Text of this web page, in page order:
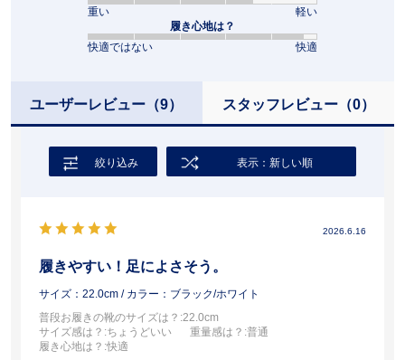
重い
軽い
履き心地は？
快適ではない
快適
ユーザーレビュー （9） スタッフレビュー（0）
絞り込み 表示：新しい順
2026.6.16
履きやすい！足によさそう。
サイズ：22.0cm / カラー：ブラック/ホワイト
普段お履きの靴のサイズは？ :22.0cm
サイズ感は？ :ちょうどいい 重量感は？ :普通
履き心地は？ :快適